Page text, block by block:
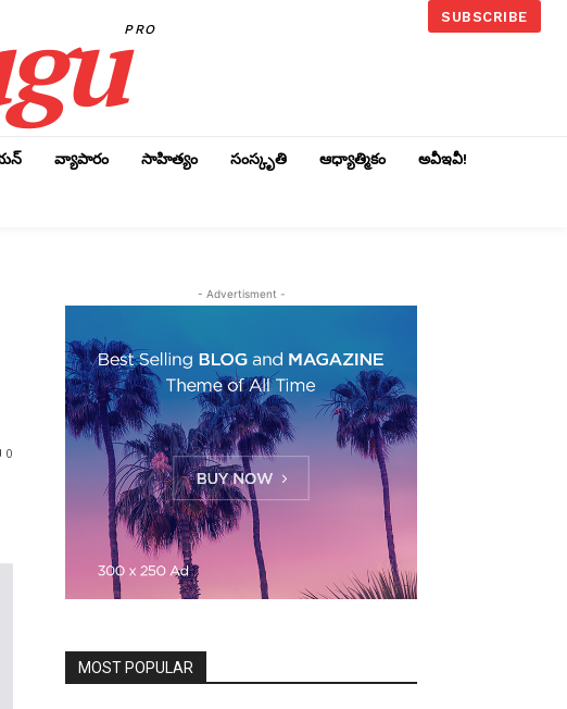
PRO
SUBSCRIBE
వ్యాపారం సాహిత్యం సంస్కృతి ఆధ్యాత్మికం అవీఇవీ!
0
- Advertisment -
MOST POPULAR